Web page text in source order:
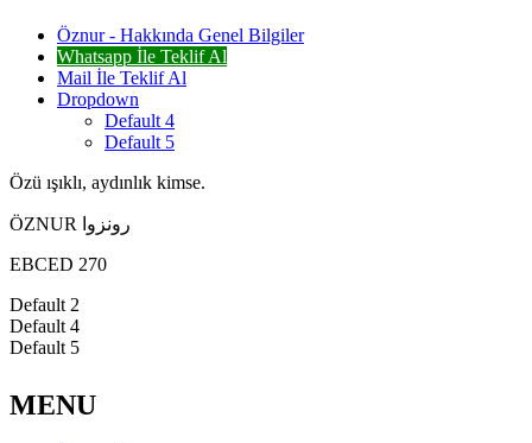
Öznur - Hakkında Genel Bilgiler
Whatsapp İle Teklif Al
Mail İle Teklif Al
Dropdown
Default 4
Default 5
Özü ışıklı, aydınlık kimse.
ÖZNUR رونزوا
EBCED 270
Default 2
Default 4
Default 5
MENU